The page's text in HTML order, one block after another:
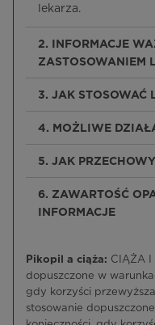
lekarza.
2. INFORMACJE
ZASTOSOWANIEM
3. JAK STOSOWAĆ
4. MOŻLIWE
5. JAK
6. ZAWARTOŚĆ
INFORMACJE
Pikopil a ciąża: CIĄŻA I
dopuszczone w
gdy korzyści
stosowanie